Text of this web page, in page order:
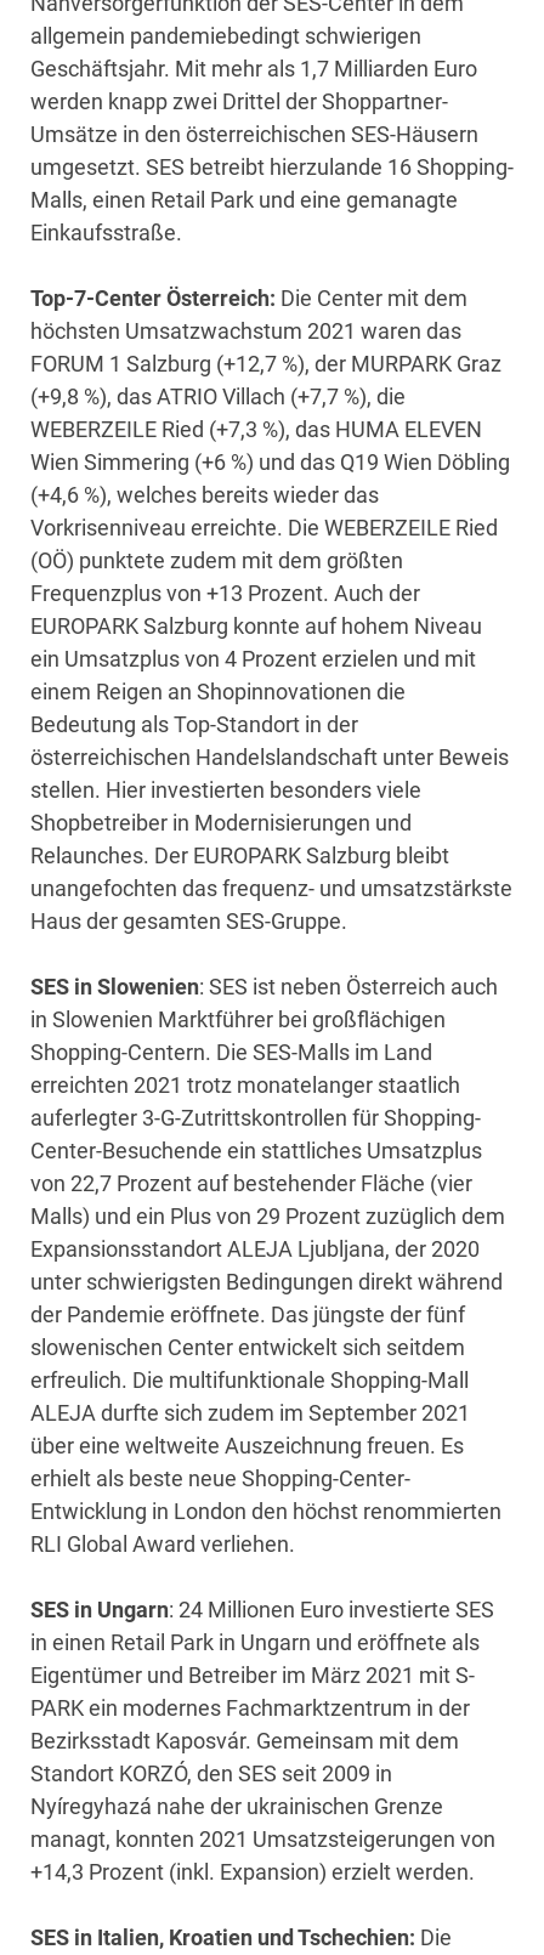
allgemein pandemiebedingt schwierigen
Geschäftsjahr. Mit mehr als 1,7 Milliarden Euro
werden knapp zwei Drittel der Shoppartner-
Umsätze in den österreichischen SES-Häusern
umgesetzt. SES betreibt hierzulande 16 Shopping-
Malls, einen Retail Park und eine gemanagte
Einkaufsstraße.
Top-7-Center Österreich: Die Center mit dem
höchsten Umsatzwachstum 2021 waren das
FORUM 1 Salzburg (+12,7 %), der MURPARK Graz
(+9,8 %), das ATRIO Villach (+7,7 %), die
WEBERZEILE Ried (+7,3 %), das HUMA ELEVEN
Wien Simmering (+6 %) und das Q19 Wien Döbling
(+4,6 %), welches bereits wieder das
Vorkrisenniveau erreichte. Die WEBERZEILE Ried
(OÖ) punktete zudem mit dem größten
Frequenzplus von +13 Prozent. Auch der
EUROPARK Salzburg konnte auf hohem Niveau
ein Umsatzplus von 4 Prozent erzielen und mit
einem Reigen an Shopinnovationen die
Bedeutung als Top-Standort in der
österreichischen Handelslandschaft unter Beweis
stellen. Hier investierten besonders viele
Shopbetreiber in Modernisierungen und
Relaunches. Der EUROPARK Salzburg bleibt
unangefochten das frequenz- und umsatzstärkste
Haus der gesamten SES-Gruppe.
SES in Slowenien: SES ist neben Österreich auch
in Slowenien Marktführer bei großflächigen
Shopping-Centern. Die SES-Malls im Land
erreichten 2021 trotz monatelanger staatlich
auferlegter 3-G-Zutrittskontrollen für Shopping-
Center-Besuchende ein stattliches Umsatzplus
von 22,7 Prozent auf bestehender Fläche (vier
Malls) und ein Plus von 29 Prozent zuzüglich dem
Expansionsstandort ALEJA Ljubljana, der 2020
unter schwierigsten Bedingungen direkt während
der Pandemie eröffnete. Das jüngste der fünf
slowenischen Center entwickelt sich seitdem
erfreulich. Die multifunktionale Shopping-Mall
ALEJA durfte sich zudem im September 2021
über eine weltweite Auszeichnung freuen. Es
erhielt als beste neue Shopping-Center-
Entwicklung in London den höchst renommierten
RLI Global Award verliehen.
SES in Ungarn: 24 Millionen Euro investierte SES
in einen Retail Park in Ungarn und eröffnete als
Eigentümer und Betreiber im März 2021 mit S-
PARK ein modernes Fachmarktzentrum in der
Bezirksstadt Kaposvár. Gemeinsam mit dem
Standort KORZÓ, den SES seit 2009 in
Nyíregyhazá nahe der ukrainischen Grenze
managt, konnten 2021 Umsatzsteigerungen von
+14,3 Prozent (inkl. Expansion) erzielt werden.
SES in Italien, Kroatien und Tschechien: Die